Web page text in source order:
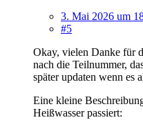
3. Mai 2026 um
#5
Okay, vielen Danke für
nach die Teilnummer,
später updaten wenn es
Eine kleine
Heißwasser passiert: